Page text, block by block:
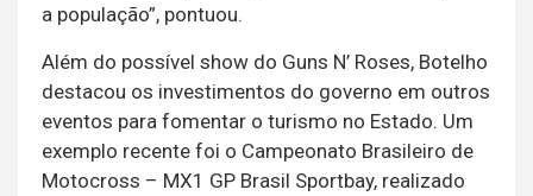
a população”, pontuou.
Além do possível show do Guns N’ Roses, Botelho
destacou os investimentos do governo em outros
eventos para fomentar o turismo no Estado. Um
exemplo recente foi o Campeonato Brasileiro de
Motocross – MX1 GP Brasil Sportbay, realizado